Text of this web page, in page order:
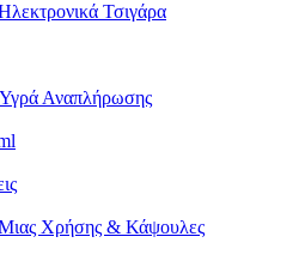
Τσιγάρα
Υγρά Αναπλήρωσης
Χρήσης & Κάψουλες